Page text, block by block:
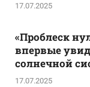
17.07.2025
«Проблеск
впервые
солнечной
17.07.2025